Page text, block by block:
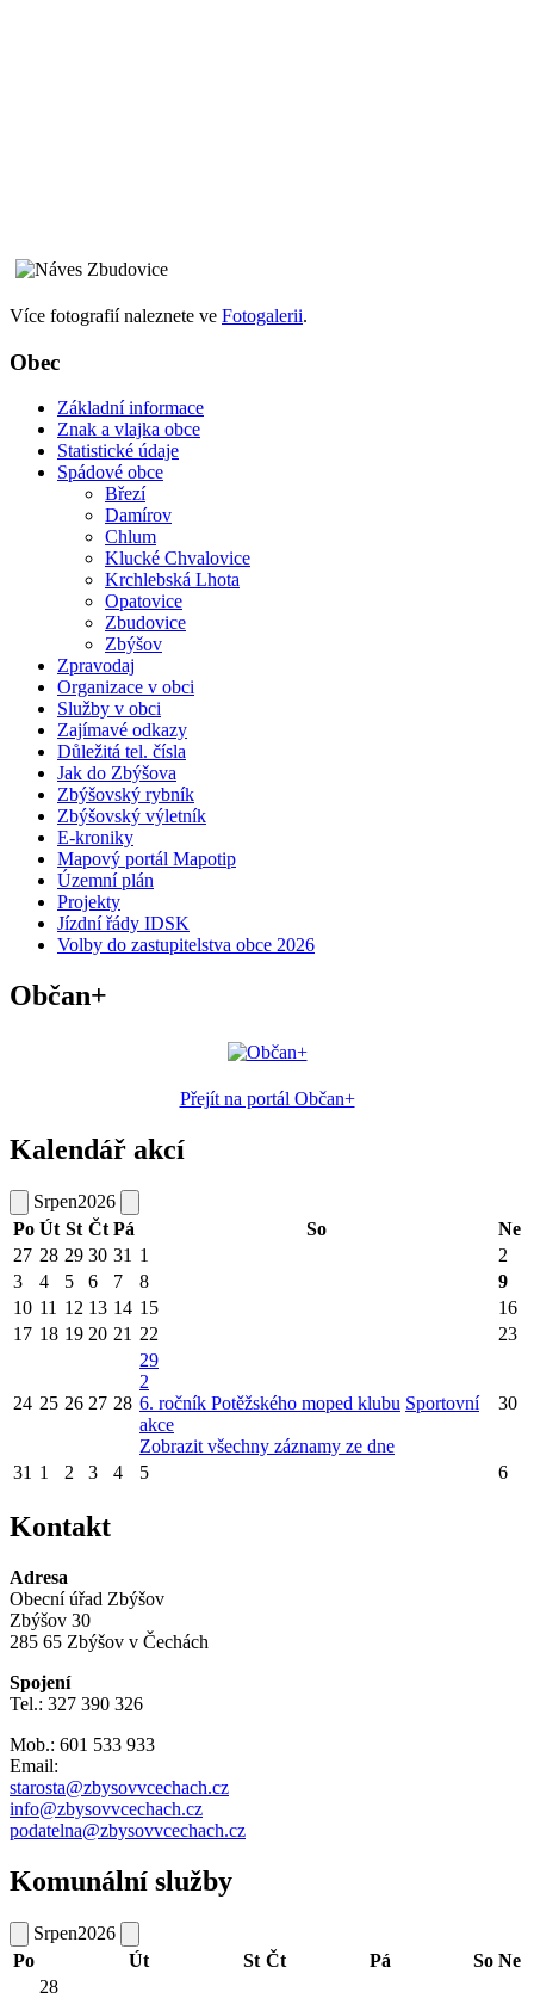
Více fotografií naleznete ve Fotogalerii.
Obec
Základní informace
Znak a vlajka obce
Statistické údaje
Spádové obce
Březí
Damírov
Chlum
Klucké Chvalovice
Krchlebská Lhota
Opatovice
Zbudovice
Zbýšov
Zpravodaj
Organizace v obci
Služby v obci
Zajímavé odkazy
Důležitá tel. čísla
Jak do Zbýšova
Zbýšovský rybník
Zbýšovský výletník
E-kroniky
Mapový portál Mapotip
Územní plán
Projekty
Jízdní řády IDSK
Volby do zastupitelstva obce 2026
Občan+
Přejít na portál Občan+
Kalendář akcí
Srpen2026
Po Út St Čt Pá So
Ne
27 28 29 30 31 1
2
3
4 5 6 7 8
9
10 11 12 13 14 15
16
17 18 19 20 21 22 23
24 25 26 27 28
29
2
6. ročník Potěžského moped klubu Sportovní
akce
Zobrazit všechny záznamy ze dne
30
31 1 2 3 4 5 6
Kontakt
Adresa
Obecní úřad Zbýšov
Zbýšov 30
285 65 Zbýšov v Čechách
Spojení
Tel.: 327 390 326
Mob.: 601 533 933
Email:
starosta@zbysovvcechach.cz
info@zbysovvcechach.cz
podatelna@zbysovvcechach.cz
Komunální služby
Srpen2026
Po
Út St Čt Pá So Ne
28